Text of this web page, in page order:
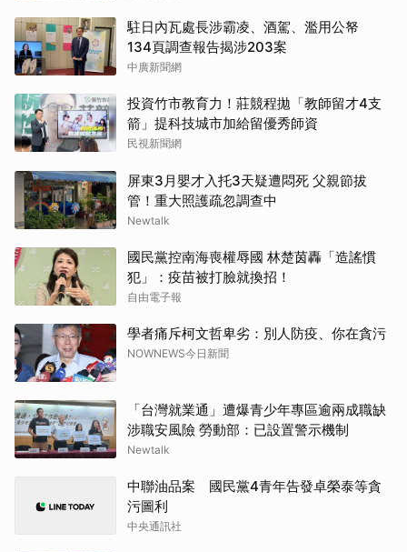
駐日內瓦處長涉霸凌、酒駕、濫用公帑
134頁調查報告揭涉203案
中廣新聞網
投資竹市教育力！莊競程拋「教師留才4支
箭」提科技城市加給留優秀師資
民視新聞網
屏東3月嬰才入托3天疑遭悶死 父親節拔
管！重大照護疏忽調查中
Newtalk
國民黨控南海喪權辱國 林楚茵轟「造謠慣
犯」：疫苗被打臉就換招！
自由電子報
學者痛斥柯文哲卑劣：別人防疫、你在貪污
NOWNEWS今日新聞
「台灣就業通」遭爆青少年專區逾兩成職缺
涉職安風險 勞動部：已設置警示機制
Newtalk
中聯油品案 國民黨4青年告發卓榮泰等貪
污圖利
中央通訊社